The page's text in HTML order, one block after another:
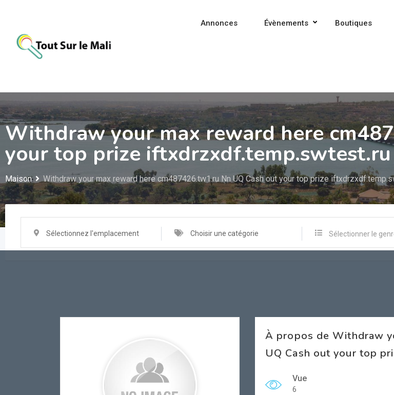
contenu
Annonces Évènements Boutiques
Withdraw your max reward here
your top prize iftxdrzxdf.temp.swtest.ru
Maison Withdraw your max reward here cm487426.tw1.ru Nn UQ Cash out your top prize
Sélectionnez l'emplacement Choisir une catégorie Sélectionner le
À propos de Withdraw
UQ Cash out your top
Vue
6